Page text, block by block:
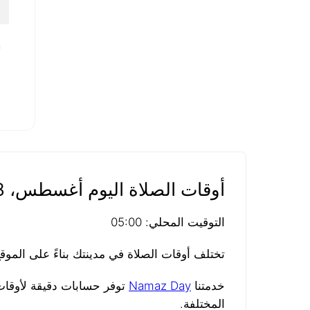
أوقات الصلاة اليوم أغسطس، 08، 2026
التوقيت المحلي: 05:00
تختلف أوقات الصلاة في مدينتك بناءً على
خدمتنا Namaz Day توفر حسابات دقيقة
المختلفة.